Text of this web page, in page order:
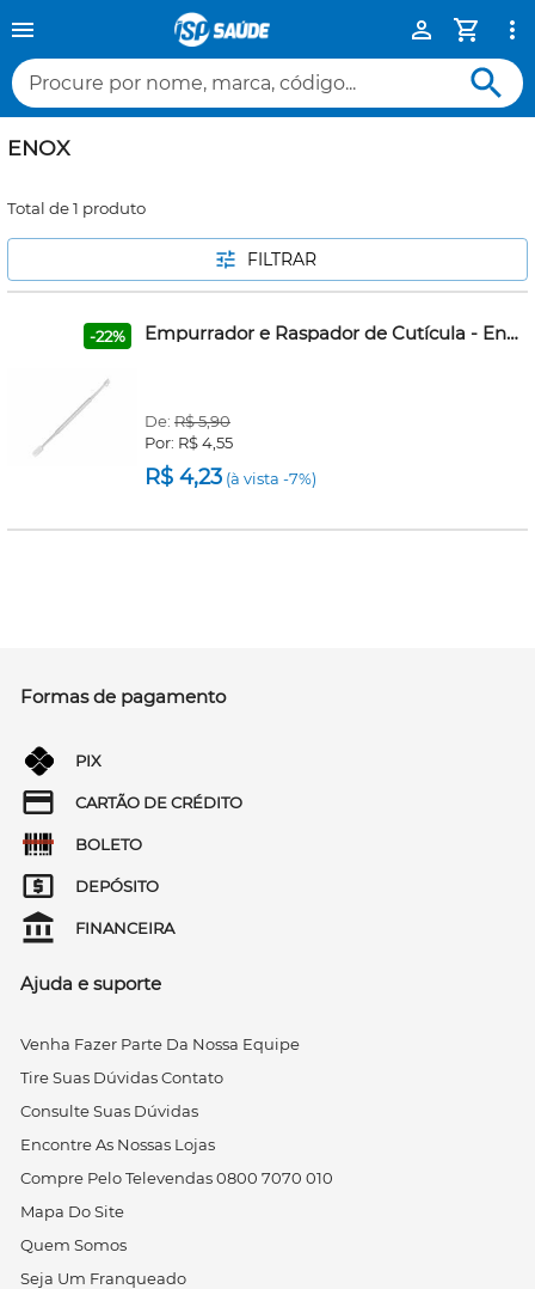
Procure por nome, marca, código...
ENOX
Total de 1 produto
FILTRAR
-22% Empurrador e Raspador de Cutícula - Enox - OUTLET* Enquanto durarem os estoques
De: R$ 5,90
Por: R$ 4,55
R$ 4,23 (à vista -7%)
Formas de pagamento
PIX
CARTÃO DE CRÉDITO
BOLETO
DEPÓSITO
FINANCEIRA
Ajuda e suporte
Venha Fazer Parte Da Nossa Equipe
Tire Suas Dúvidas Contato
Consulte Suas Dúvidas
Encontre As Nossas Lojas
Compre Pelo Televendas 0800 7070 010
Mapa Do Site
Quem Somos
Seja Um Franqueado